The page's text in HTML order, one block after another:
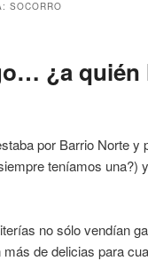
SOCORRO
¿a quién
por Barrio Norte y
teníamos una?)
no sólo vendían
de delicias para